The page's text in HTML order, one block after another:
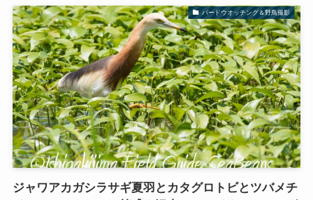
バードウオッチング＆野鳥撮影
ジャワアカガシラサギ夏羽とカタグロトビとツバメチ